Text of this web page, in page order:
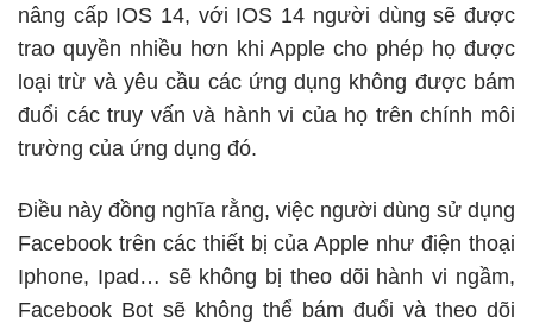
nâng cấp IOS 14, với IOS 14 người dùng sẽ được
trao quyền nhiều hơn khi Apple cho phép họ được
loại trừ và yêu cầu các ứng dụng không được bám
đuổi các truy vấn và hành vi của họ trên chính môi
trường của ứng dụng đó.
Điều này đồng nghĩa rằng, việc người dùng sử dụng
Facebook trên các thiết bị của Apple như điện thoại
Iphone, Ipad… sẽ không bị theo dõi hành vi ngầm,
Facebook Bot sẽ không thể bám đuổi và theo dõi